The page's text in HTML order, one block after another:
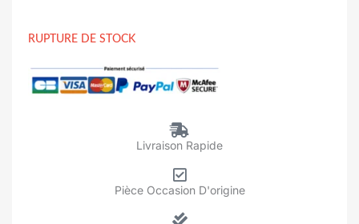
RUPTURE DE STOCK
Livraison Rapide
Pièce Occasion D'origine